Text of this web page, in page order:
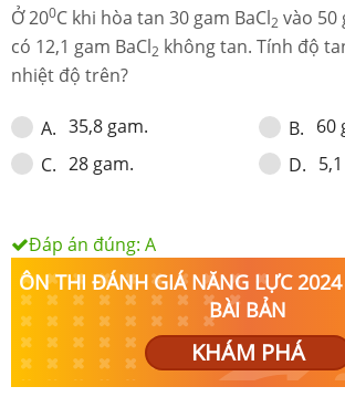
Ở 200C khi hòa tan 30 gam BaCl2 vào 50
có 12,1 gam BaCl2 không tan. Tính độ
nhiệt độ trên?
A. 35,8 gam. B. 60
C. 28 gam. D.
Đáp án đúng: A
ÔN THI ĐÁNH GIÁ NĂNG LỰC
BÀI BẢN
KHÁM PHÁ